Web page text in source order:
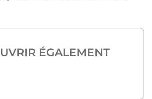
ÉGALEMENT